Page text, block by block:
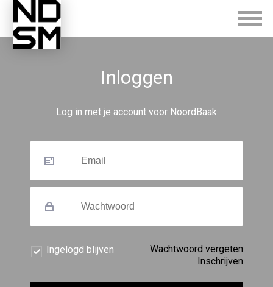
Inloggen
Log in met je account voor NoordBaak
Ingelogd blijven
Wachtwoord vergeten
Inschrijven